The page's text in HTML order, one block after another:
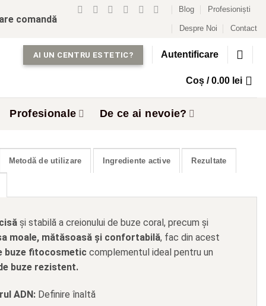
comandă
Blog Profesioniști
Despre Noi Contact
AI UN CENTRU ESTETIC? Autentificare
Coș /0.00 lei
Profesionale De ce ai nevoie?
Metodă de utilizare Ingrediente active Rezultate
și stabilă a creionului de buze coral, precum și
moale, mătăsoasă și confortabilă, fac din acest
buze fitocosmetic complementul ideal pentru un
buze rezistent.
ADN: Definire înaltă